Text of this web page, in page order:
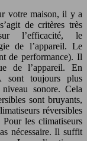
votre maison, il y a
de critères très
l’efficacité, le
de l’appareil. Le
de performance). Il
de l’appareil. En
sont toujours plus
sonore. Cela
sont bruyants,
réversibles
Pour les climatiseurs
nécessaire. Il suffit